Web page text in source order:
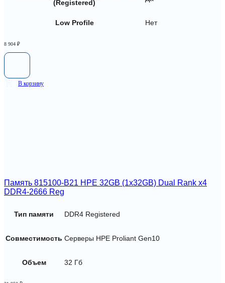
(Registered)
Low Profile Нет
8 904 ₽
В корзину
Память 815100-B21 HPE 32GB (1x32GB) Dual Rank x4
DDR4-2666 Reg
Тип памяти DDR4 Registered
Совместимость Серверы HPE Proliant Gen10
Объем 32 Гб